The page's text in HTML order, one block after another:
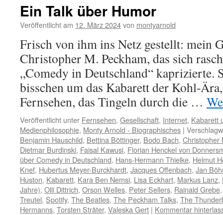
Ein Talk über Humor
Veröffentlicht am 12. März 2024von montyarnold
Frisch von ihm ins Netz gestellt: mein
Christopher M. Peckham, das sich
„Comedy in Deutschland“ kaprizierte.
bisschen um das Kabarett der Kohl-
Fernsehen, das Tingeln durch die …
Veröffentlicht unter Fernsehen, Gesellschaft, Internet, Kabarett
Medienphilosophie, Monty Arnold - Biographisches |
Benjamin Hauschild, Bettina Böttinger, Bodo Bach, Christopher
Dietmar Burdinski, Faisal Kawusi, Florian Henckel von
über Comedy in Deutschland, Hans-Hermann Thielke, Helmut
Knef, Hubertus Meyer-Burckhardt, Jacques Offenbach, Jan
Huston, Kabarett, Kara Ben Nemsi, Lisa Eckhart, Markus Lanz,
Jahre), Olli Dittrich, Orson Welles, Peter Sellers, Rainald Grebe
Treutel, Spotify, The Beatles, The Peckham Talks, The
Hermanns, Torsten Sträter, Valeska Gert | Kommentar